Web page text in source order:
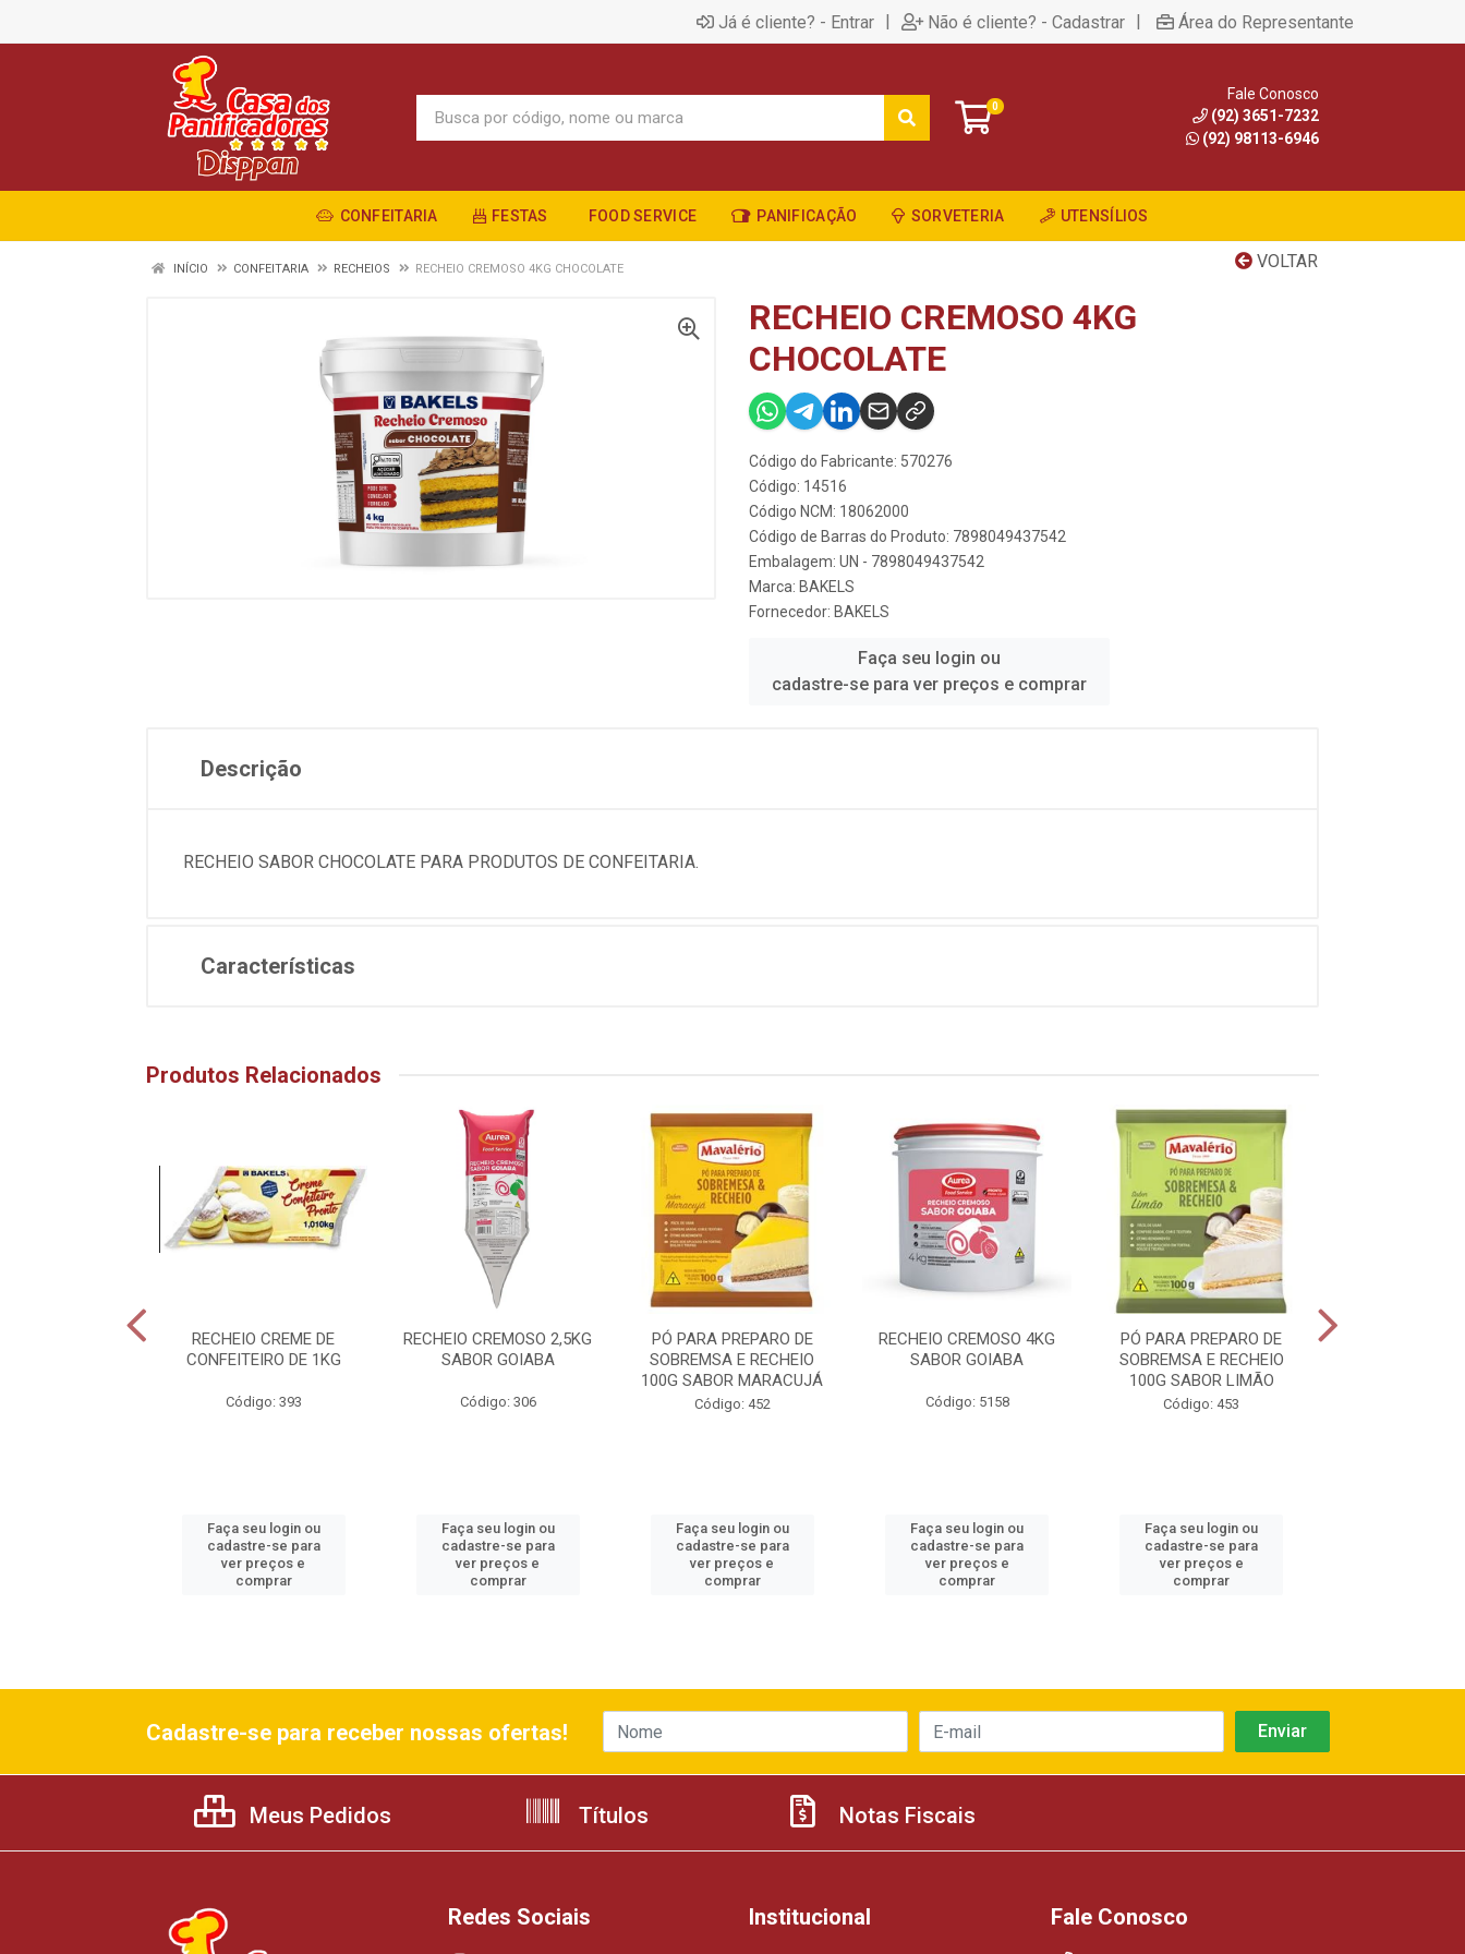
Já é cliente? - Entrar | Não é cliente? - Cadastrar | Área do Representante
0
Fale Conosco
(92) 3651-7232
(92) 98113-6946
CONFEITARIA FESTAS FOOD SERVICE PANIFICAÇÃO SORVETERIA UTENSÍLIOS
VOLTAR
INÍCIO CONFEITARIA RECHEIOS RECHEIO CREMOSO 4KG CHOCOLATE
RECHEIO CREMOSO 4KG
CHOCOLATE
Código do Fabricante: 570276
Código: 14516
Código NCM: 18062000
Código de Barras do Produto: 7898049437542
Embalagem: UN - 7898049437542
Marca: BAKELS
Fornecedor: BAKELS
Faça seu login ou
cadastre-se para ver preços e comprar
Descrição
RECHEIO SABOR CHOCOLATE PARA PRODUTOS DE CONFEITARIA.
Características
Produtos Relacionados
RECHEIO CREME DE
CONFEITEIRO DE 1KG
Código: 393
Faça seu login ou
cadastre-se para
ver preços e
comprar
RECHEIO CREMOSO 2,5KG
SABOR GOIABA
Código: 306
Faça seu login ou
cadastre-se para
ver preços e
comprar
PÓ PARA PREPARO DE
SOBREMSA E RECHEIO
100G SABOR MARACUJÁ
Código: 452
Faça seu login ou
cadastre-se para
ver preços e
comprar
RECHEIO CREMOSO 4KG
SABOR GOIABA
Código: 5158
Faça seu login ou
cadastre-se para
ver preços e
comprar
PÓ PARA PREPARO DE
SOBREMSA E RECHEIO
100G SABOR LIMÃO
Código: 453
Faça seu login ou
cadastre-se para
ver preços e
comprar
Cadastre-se para receber nossas ofertas!
Meus Pedidos Títulos Notas Fiscais
Redes Sociais Institucional Fale Conosco